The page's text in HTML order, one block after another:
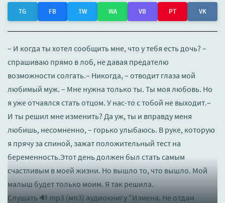
TG FB TW WA VB PT VK
– И когда ты хотел сообщить мне, что у тебя есть дочь? –
спрашиваю прямо в лоб, не давая предателю
возможности солгать.– Никогда, – отводит глаза мой
любимый муж. – Мне нужна только ты. Ты моя любовь. Но
я уже отчаялся стать отцом. У нас-то с тобой не выходит.–
И ты решил мне изменить? Да уж, ты и вправду меня
любишь, несомненно, – горько улыбаюсь. В руке, которую
я прячу за спиной, зажат положительный тест на
беременность.Этот день должен был стать самым
счастливым в моей жизни. Но вышло то, что вышло. Мой
малыш будет только моим. Я так решила.
Слушать 🔊 mp3 (мп3) аудиокнигу "Измена. Не отдам